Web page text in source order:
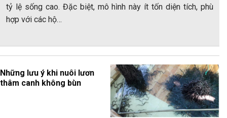
tỷ lệ sống cao. Đặc biệt, mô hình này ít tốn diện tích, phù
hợp với các hộ…
Những lưu ý khi nuôi lươn
thâm canh không bùn